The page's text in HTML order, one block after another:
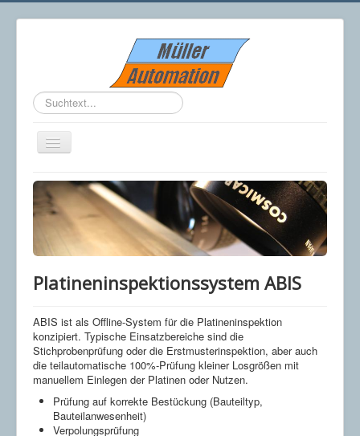
Suchen
...
Navigation
an/aus
Unternehmen
Über uns
Impressum
Datenschutz-Erklärung
Allgemeine Bildverarbeitung
Robot Vision
Platineninspektionssystem ABIS
Anwendungen
Optische Vermessung
Anwesenheitskontrolle
Klarschriftlesen
Gussinspektion
Roboterführung
Platineninspektionssystem ABIS
ABIS ist als Offline-System für die Platineninspektion
konzipiert. Typische Einsatzbereiche sind die
Stichprobenprüfung oder die Erstmusterinspektion, aber auch
die teilautomatische 100%-Prüfung kleiner Losgrößen mit
manuellem Einlegen der Platinen oder Nutzen.
Prüfung auf korrekte Bestückung (Bauteiltyp,
Bauteilanwesenheit)
Verpolungsprüfung